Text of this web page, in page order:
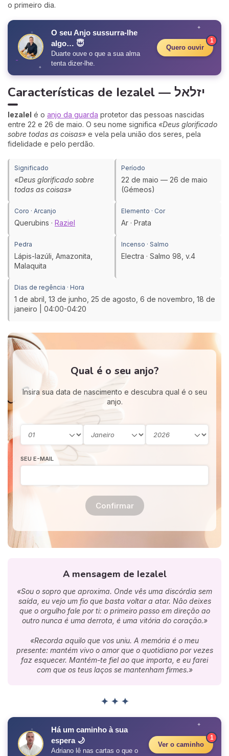
o primeiro dia.
✦
✦
✧
O seu Anjo sussurra-lhe
algo… 😇
Duarte ouve o que a sua alma
tenta dizer-lhe.
Quero ouvir
1
Características de Iezalel — יזלאל
Iezalel é o anjo da guarda protetor das pessoas nascidas
entre 22 e 26 de maio. O seu nome significa «Deus glorificado
sobre todas as coisas» e vela pela união dos seres, pela
fidelidade e pelo perdão.
Significado
«Deus glorificado sobre
todas as coisas»
Período
22 de maio — 26 de maio
(Gémeos)
Coro · Arcanjo
Querubins · Raziel
Elemento · Cor
Ar · Prata
Pedra
Lápis-lazúli, Amazonita,
Malaquita
Incenso · Salmo
Electra · Salmo 98, v.4
Dias de regência · Hora
1 de abril, 13 de junho, 25 de agosto, 6 de novembro, 18 de
janeiro | 04:00-04:20
Qual é o seu anjo?
Insira sua data de nascimento e descubra qual é o seu
anjo.
SEU E-MAIL
Confirmar
A mensagem de Iezalel
«Sou o sopro que aproxima. Onde vês uma discórdia sem
saída, eu vejo um fio que basta voltar a atar. Não deixes
que o orgulho fale por ti: o primeiro passo em direção ao
outro nunca é uma derrota, é uma vitória do coração.»
«Recorda aquilo que vos uniu. A memória é o meu
presente: mantém vivo o amor que o quotidiano por vezes
faz esquecer. Mantém-te fiel ao que importa, e eu farei
com que os teus laços se mantenham firmes.»
✦ ✦ ✦
✦
✧
Há um caminho à sua
espera 🌙
Adriano lê nas cartas o que o
Ver o caminho
1